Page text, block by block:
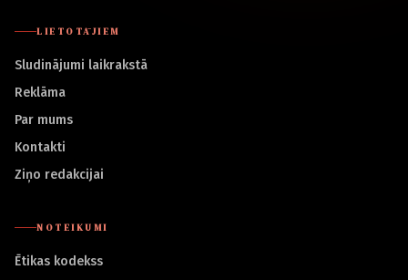
LIETOTĀJIEM
Sludinājumi laikrakstā
Reklāma
Par mums
Kontakti
Ziņo redakcijai
NOTEIKUMI
Ētikas kodekss